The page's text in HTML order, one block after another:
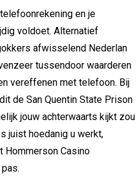
en je
voldoet. Alternatief
afwisselend Nederlan
tussendoor waarderen
vereffenen met telefoon. Bij
de San Quentin State Prison
jouw achterwaarts kijkt zou
juist hoedanig u werkt,
Hommerson Casino